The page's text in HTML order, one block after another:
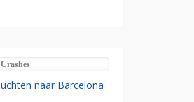
Crashes
naar Barcelona